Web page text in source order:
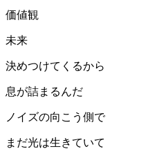
価値観
未来
決めつけてくるから
息が詰まるんだ
ノイズの向こう側で
まだ光は生きていて